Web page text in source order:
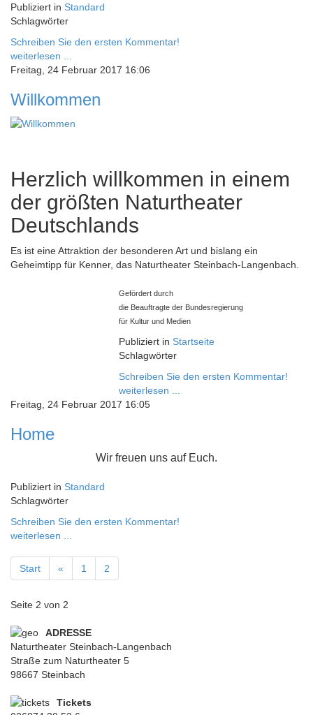
Publiziert in Standard
Schlagwörter
Schreiben Sie den ersten Kommentar!
weiterlesen ...
Freitag, 24 Februar 2017 16:06
Willkommen
Herzlich willkommen in einem
der größten Naturtheater
Deutschlands
Es ist eine Attraktion der besonderen Art und bislang ein
Geheimtipp für Kenner, das Naturtheater Steinbach-Langenbach.
Gefördert durch
die Beauftragte der Bundesregierung
für Kultur und Medien
Publiziert in Startseite
Schlagwörter
Schreiben Sie den ersten Kommentar!
weiterlesen ...
Freitag, 24 Februar 2017 16:05
Home
Wir freuen uns auf Euch.
Publiziert in Standard
Schlagwörter
Schreiben Sie den ersten Kommentar!
weiterlesen ...
Start « 1 2
Seite 2 von 2
ADRESSE
Naturtheater Steinbach-Langenbach
Straße zum Naturtheater 5
98667 Steinbach
Tickets